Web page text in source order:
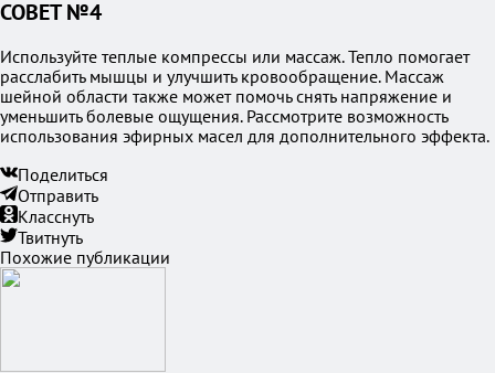
СОВЕТ №4
Используйте теплые компрессы или массаж. Тепло помогает
расслабить мышцы и улучшить кровообращение. Массаж
шейной области также может помочь снять напряжение и
уменьшить болевые ощущения. Рассмотрите возможность
использования эфирных масел для дополнительного эффекта.
Поделиться
Отправить
Класснуть
Твитнуть
Похожие публикации